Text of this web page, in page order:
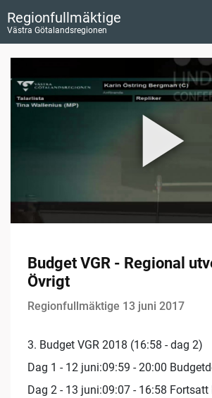
Regionfullmäktige
Västra Götalandsregionen
Budget VGR - Regional
Övrigt
Regionfullmäktige 13 juni 2017
3. Budget VGR 2018 (16:58 - dag 2)
Dag 1 - 12 juni:09:59 - 20:00
Dag 2 - 13 juni:09:07 - 16:58